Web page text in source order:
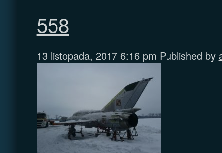
558
13 listopada, 2017 6:16 pm Published by